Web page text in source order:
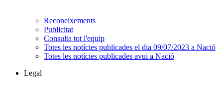
Reconeixements
Publicitat
Consulta tot l'equip
Totes les notícies publicades el dia 09/07/2023 a Nació
Totes les notícies publicades avui a Nació
Legal